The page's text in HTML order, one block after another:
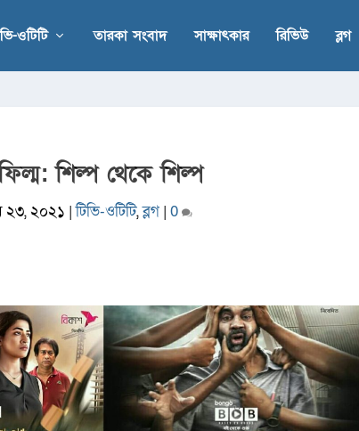
ওটিটি তারকা সংবাদ সাক্ষাৎকার রিভিউ ব্লগ
শিল্প থেকে শিল্প
২৩, ২০২১ |টিভি-ওটিটি,ব্লগ| 0